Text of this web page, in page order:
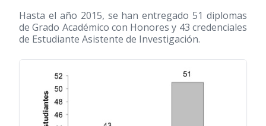
Hasta el año 2015, se han entregado 51 diplomas
de Grado Académico con Honores y 43 credenciales
de Estudiante Asistente de Investigación.